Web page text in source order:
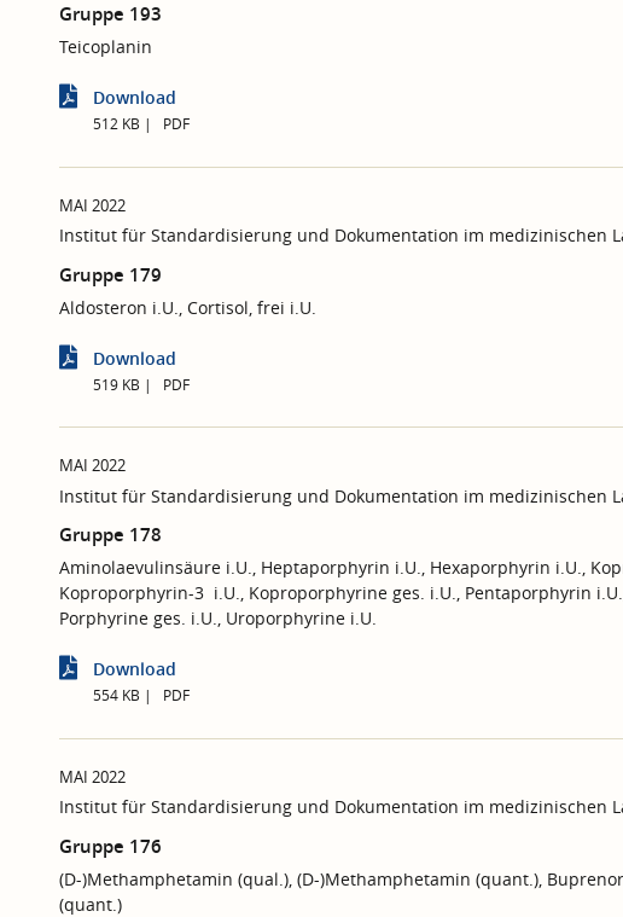
Gruppe 193
Teicoplanin
Download
512 KB PDF
MAI 2022
Institut für Standardisierung und Dokumentation im medizinischen
Gruppe 179
Aldosteron i.U., Cortisol, frei i.U.
Download
519 KB PDF
MAI 2022
Institut für Standardisierung und Dokumentation im medizinischen
Gruppe 178
Aminolaevulinsäure i.U., Heptaporphyrin i.U., Hexaporphyrin i.U.,
Koproporphyrin-3 i.U., Koproporphyrine ges. i.U., Pentaporphyrin
Porphyrine ges. i.U., Uroporphyrine i.U.
Download
554 KB PDF
MAI 2022
Institut für Standardisierung und Dokumentation im medizinischen
Gruppe 176
(D-)Methamphetamin (qual.), (D-)Methamphetamin (quant.),
(quant.)